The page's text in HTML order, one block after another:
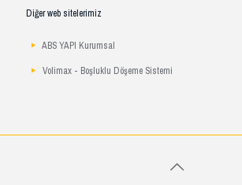
Diğer web sitelerimiz
ABS YAPI Kurumsal
Volimax - Boşluklu Döşeme Sistemi